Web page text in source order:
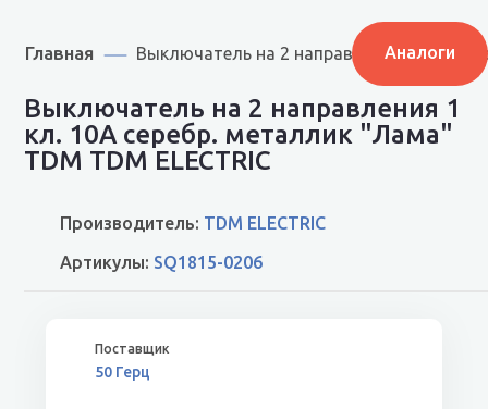
Главная Выключатель на 2 направления 1 кл.
Аналоги
Выключатель на 2 направления 1
кл. 10А серебр. металлик "Лама"
TDM TDM ELECTRIC
Производитель: TDM ELECTRIC
Артикулы: SQ1815-0206
50 Герц